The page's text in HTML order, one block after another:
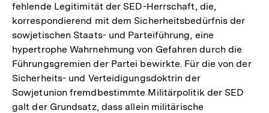
fehlende Legitimität der SED-Herrschaft, die,
korrespondierend mit dem Sicherheitsbedürfnis der
sowjetischen Staats- und Parteiführung, eine
hypertrophe Wahrnehmung von Gefahren durch die
Führungsgremien der Partei bewirkte. Für die von der
Sicherheits- und Verteidigungsdoktrin der
Sowjetunion fremdbestimmte Militärpolitik der SED
galt der Grundsatz, dass allein militärische